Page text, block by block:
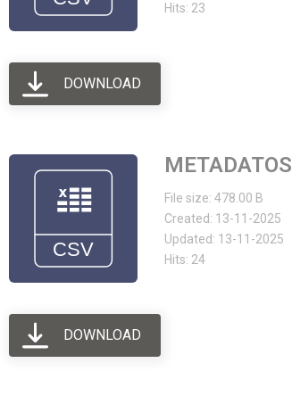
Hits: 23
DOWNLOAD
METADATOS
File size: 478.00 B
Created: 13-11-2025
Updated: 13-11-2025
Hits: 24
DOWNLOAD